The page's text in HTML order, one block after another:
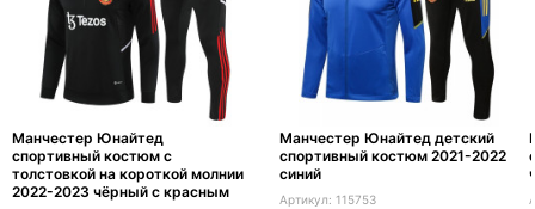
Манчестер Юнайтед
спортивный костюм с
толстовкой на короткой молнии
2022-2023 чёрный с красным
Манчестер Юнайтед детский
спортивный костюм 2021-2022
синий
115753